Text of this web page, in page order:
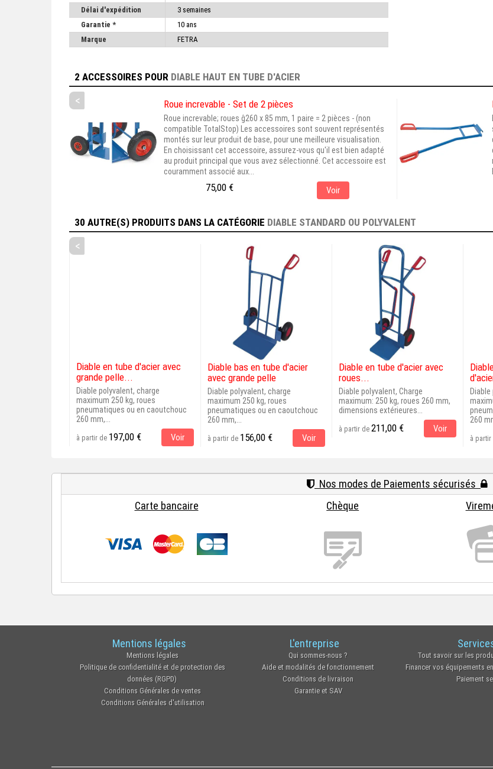
Délai d'expédition
3 semaines
Garantie *
10 ans
Marque
FETRA
2 ACCESSOIRES POUR DIABLE HAUT EN TUBE D'ACIER
< Roue increvable - Set de 2 pièces
Roue increvable; roues ĝ260 x 85 mm, 1 paire = 2 pièces - (non
compatible TotalStop) Les accessoires sont souvent représentés
montés sur leur produit de base, pour une meilleure visualisation.
En choisissant cet accessoire, assurez-vous qu'il est bien adapté
au produit principal que vous avez sélectionné. Cet accessoire est
couramment associé aux...
75,00 € Voir
30 AUTRE(S) PRODUITS DANS LA CATÉGORIE DIABLE STANDARD OU POLYVALENT
<
Diable en tube d'acier avec
grande pelle...
Diable polyvalent, charge
maximum 250 kg, roues
pneumatiques ou en caoutchouc
260 mm,...
à partir de 197,00 € Voir
Diable bas en tube d'acier
avec grande pelle
Diable polyvalent, charge
maximum 250 kg, roues
pneumatiques ou en caoutchouc
260 mm,...
à partir de 156,00 € Voir
Diable en tube d'acier avec
roues...
Diable polyvalent, Charge
maximum: 250 kg, roues 260 mm,
dimensions extérieures...
à partir de211,00 € Voir
260
à partir
Nos modes de Paiements sécurisés
Carte bancaire
Chèque
Mentions légales
Mentions légales
Politique de confidentialité et de protection des
données (RGPD)
Conditions Générales de ventes
Conditions Générales d'utilisation
L'entreprise
Qui sommes-nous ?
Aide et modalités de fonctionnement
Conditions de livraison
Garantie et SAV
Tout savoir sur les
Financer vos équipements
Paiement